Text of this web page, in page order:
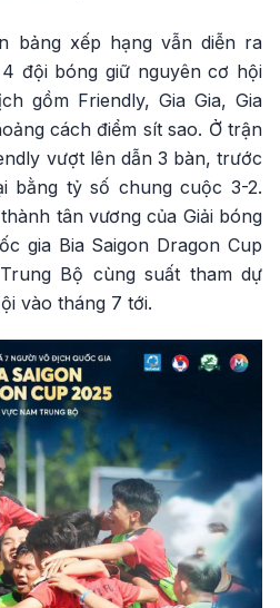
bảng xếp hạng vẫn diễn ra
đội bóng giữ nguyên cơ hội
gồm Friendly, Gia Gia, Gia
cách điểm sít sao. Ở trận
vượt lên dẫn 3 bàn, trước
bằng tỷ số chung cuộc 3-2.
tân vương của Giải bóng
gia Bia Saigon Dragon Cup
Bộ cùng suất tham dự
vào tháng 7 tới.